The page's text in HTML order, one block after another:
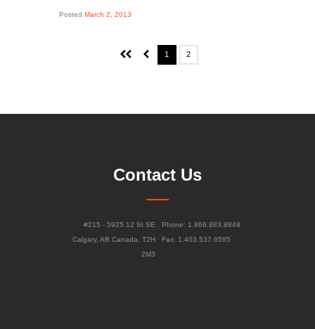
Posted March 2, 2013
1 2
Contact Us
Phone: 1.866.883.8848
Fax: 1.403.537.6585
#215 - 5925 12 St SE
Calgary, AB Canada, T2H
2M3